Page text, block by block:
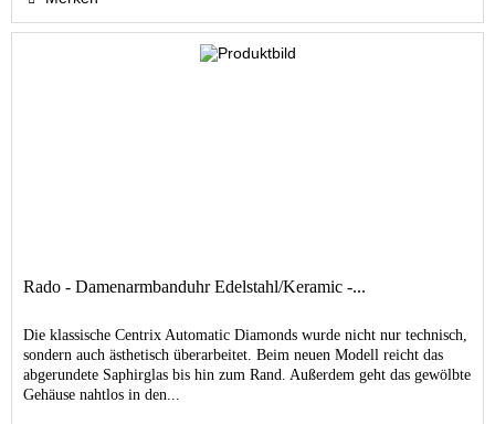
Rado - Damenarmbanduhr Edelstahl/Keramic -...
Die klassische Centrix Automatic Diamonds wurde nicht nur technisch,
sondern auch ästhetisch überarbeitet. Beim neuen Modell reicht das
abgerundete Saphirglas bis hin zum Rand. Außerdem geht das gewölbte
Gehäuse nahtlos in den...